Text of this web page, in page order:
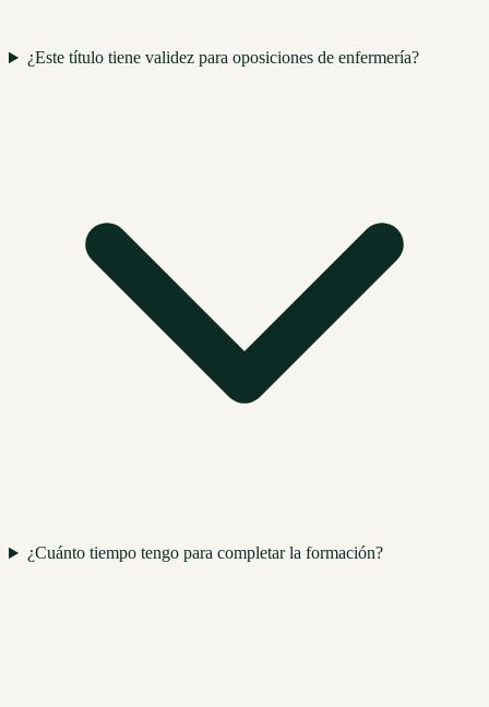
¿Este título tiene validez para oposiciones de enfermería?
¿Cuánto tiempo tengo para completar la formación?